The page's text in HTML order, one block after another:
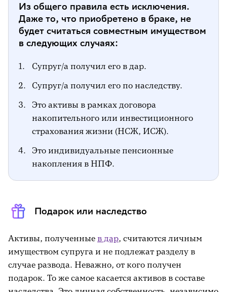
Из общего правила есть исключения.
Даже то, что приобретено в браке, не
будет считаться совместным имуществом
в следующих случаях:
Супруг/а получил его в дар.
Супруг/а получил его по наследству.
Это активы в рамках договора
накопительного или инвестиционного
страхования жизни (НСЖ, ИСЖ).
Это индивидуальные пенсионные
накопления в НПФ.
Подарок или наследство
Активы, полученные в дар, считаются личным
имуществом супруга и не подлежат разделу в
случае развода. Неважно, от кого получен
подарок. То же самое касается активов в составе